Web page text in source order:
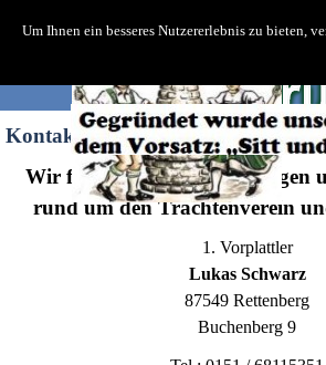
Um Ihnen ein besseres Nutzererlebnis zu bieten,
Kontakt
Wir freuen uns auf Ihre Fragen
rund um den Trachtenverein
1. Vorplattler
Lukas Schwarz
87549 Rettenberg
Buchenberg 9